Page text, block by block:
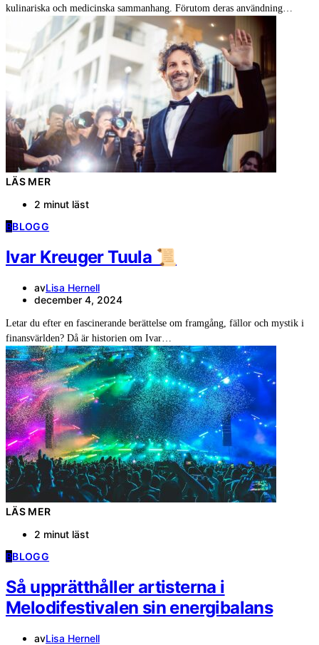
kulinariska och medicinska sammanhang. Förutom deras användning…
LÄS MER
2 minut läst
BBLOGG
Ivar Kreuger Tuula 📜
avLisa Hernell
december 4, 2024
Letar du efter en fascinerande berättelse om framgång, fällor och mystik i
finansvärlden? Då är historien om Ivar…
LÄS MER
2 minut läst
BBLOGG
Så upprätthåller artisterna i
Melodifestivalen sin energibalans
avLisa Hernell